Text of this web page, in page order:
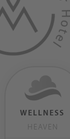
WELLNESS
HEAVEN